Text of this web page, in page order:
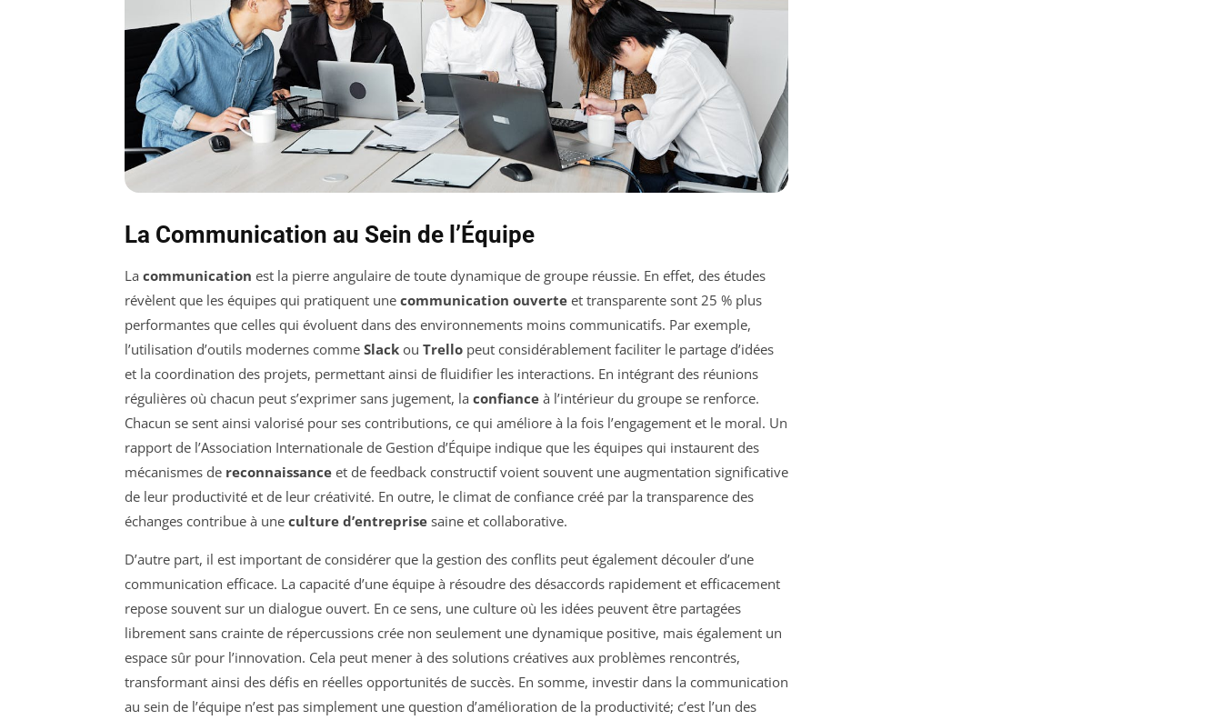
La Communication au Sein de l’Équipe
La communication est la pierre angulaire de toute dynamique de groupe réussie. En effet, des études
révèlent que les équipes qui pratiquent une communication ouverte et transparente sont 25 % plus
performantes que celles qui évoluent dans des environnements moins communicatifs. Par exemple,
l’utilisation d’outils modernes comme Slack ou Trello peut considérablement faciliter le partage d’idées
et la coordination des projets, permettant ainsi de fluidifier les interactions. En intégrant des réunions
régulières où chacun peut s’exprimer sans jugement, la confiance à l’intérieur du groupe se renforce.
Chacun se sent ainsi valorisé pour ses contributions, ce qui améliore à la fois l’engagement et le moral. Un
rapport de l’Association Internationale de Gestion d’Équipe indique que les équipes qui instaurent des
mécanismes de reconnaissance et de feedback constructif voient souvent une augmentation significative
de leur productivité et de leur créativité. En outre, le climat de confiance créé par la transparence des
échanges contribue à une culture d’entreprise saine et collaborative.
D’autre part, il est important de considérer que la gestion des conflits peut également découler d’une
communication efficace. La capacité d’une équipe à résoudre des désaccords rapidement et efficacement
repose souvent sur un dialogue ouvert. En ce sens, une culture où les idées peuvent être partagées
librement sans crainte de répercussions crée non seulement une dynamique positive, mais également un
espace sûr pour l’innovation. Cela peut mener à des solutions créatives aux problèmes rencontrés,
transformant ainsi des défis en réelles opportunités de succès. En somme, investir dans la communication
au sein de l’équipe n’est pas simplement une question d’amélioration de la productivité; c’est l’un des